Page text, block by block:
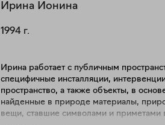
Ирина Ионина
1994 г.
Ирина работает с публичным
специфичные инсталляции,
пространство, а также объекты, в
найденные в природе материалы,
вещи, ставшие символами и приметами